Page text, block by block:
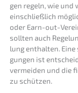
gen regeln, wie und
einschließ­lich
oder Earn-out-
sollten auch
lung enthal­ten.
gun­gen ist
vermei­den und die
zu schützen.